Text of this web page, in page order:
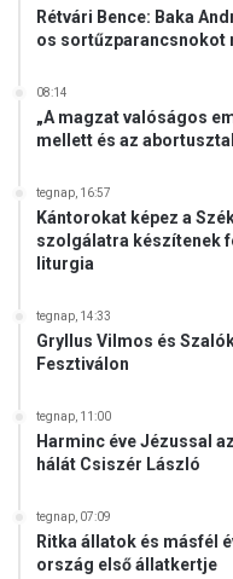
Rétvári Bence: Baka
os sortűzparancsnokot
08:14
„A magzat valóságos
mellett és az
tegnap, 16:57
Kántorokat képez a
szolgálatra készítenek
liturgia
tegnap, 14:33
Gryllus Vilmos és
Fesztiválon
tegnap, 11:00
Harminc éve Jézussal
hálát Csiszér László
tegnap, 07:09
Ritka állatok és másfél
ország első állatkertje